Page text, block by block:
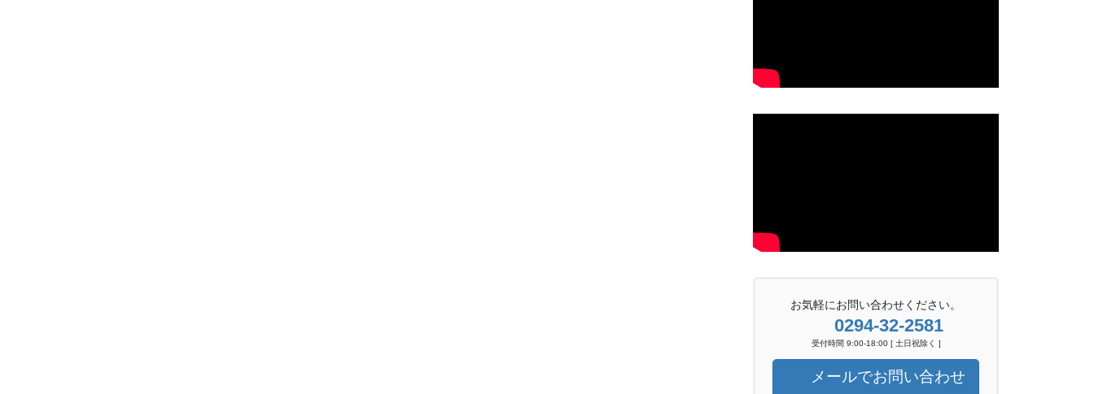
お気軽にお問い合わせください。
0294-32-2581
受付時間 9:00-18:00 [ 土日祝除く ]
メールでお問い合わせ